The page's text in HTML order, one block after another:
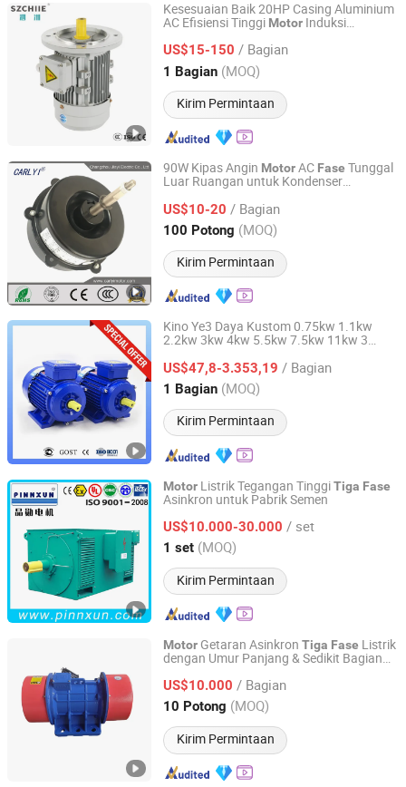
Kesesuaian Baik 20HP Casing Aluminium
AC Efisiensi Tinggi Motor Induksi
US$15-150 / Bagian
1 Bagian (MOQ)
Kirim Permintaan
Sizhou Technology (Zhejiang) Co.,Ltd.
Zhejiang, China Harga mulai 2026
90W Kipas Angin MotorAC Fase Tunggal
Luar Ruangan untuk Kondenser
US$10-20 / Bagian
100 Potong (MOQ)
Kirim Permintaan
Changzhou Jiayi Electric Co., Ltd.
Jiangsu, China Harga mulai 2019
Kino Ye3 Daya Kustom 0.75kw 1.1kw
2.2kw 3kw 4kw 5.5kw 7.5kw 11kw 3
US$47,8-3.353,19 / Bagian
1 Bagian (MOQ)
Kirim Permintaan
Nantong Kino Automation & Technology Co., Ltd.
Jiangsu, China Harga mulai 2024
Motor Listrik Tegangan TinggiTiga Fase
Asinkron untuk Pabrik Semen
US$10.000-30.000 / set
1 set (MOQ)
Kirim Permintaan
Shanghai Pinnxun Electric Motor Co., Ltd.
Shanghai, China Harga mulai 2014
Motor Getaran Asinkron Tiga Fase Listrik
dengan Umur Panjang & Sedikit Bagian
US$10.000 / Bagian
10 Potong (MOQ)
Kirim Permintaan
Xinxiang Fuhao Electric Motor Manufacturing Co., Ltd.
Henan, China Harga mulai 2026